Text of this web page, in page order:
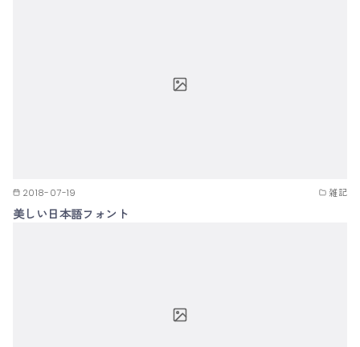
2018-07-19 雑記
美しい日本語フォント